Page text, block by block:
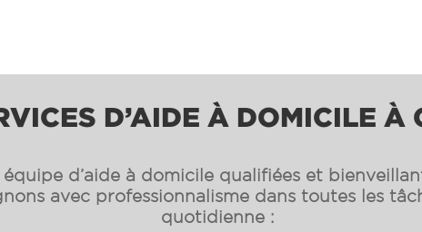
D’AIDE À DOMICILE À
d’aide à domicile qualifiées et
avec professionnalisme dans toutes les
quotidienne :